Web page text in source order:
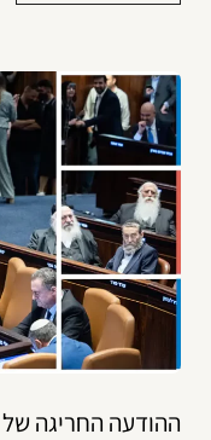
ההודעה החריגה